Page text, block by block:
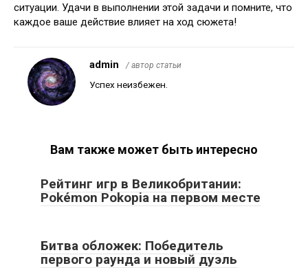
ситуации. Удачи в выполнении этой задачи и помните, что
каждое ваше действие влияет на ход сюжета!
admin / автор статьи
Успех неизбежен.
Вам также может быть интересно
Рейтинг игр в Великобритании:
Pokémon Pokopia на первом месте
Битва обложек: Победитель
первого раунда и новый дуэль